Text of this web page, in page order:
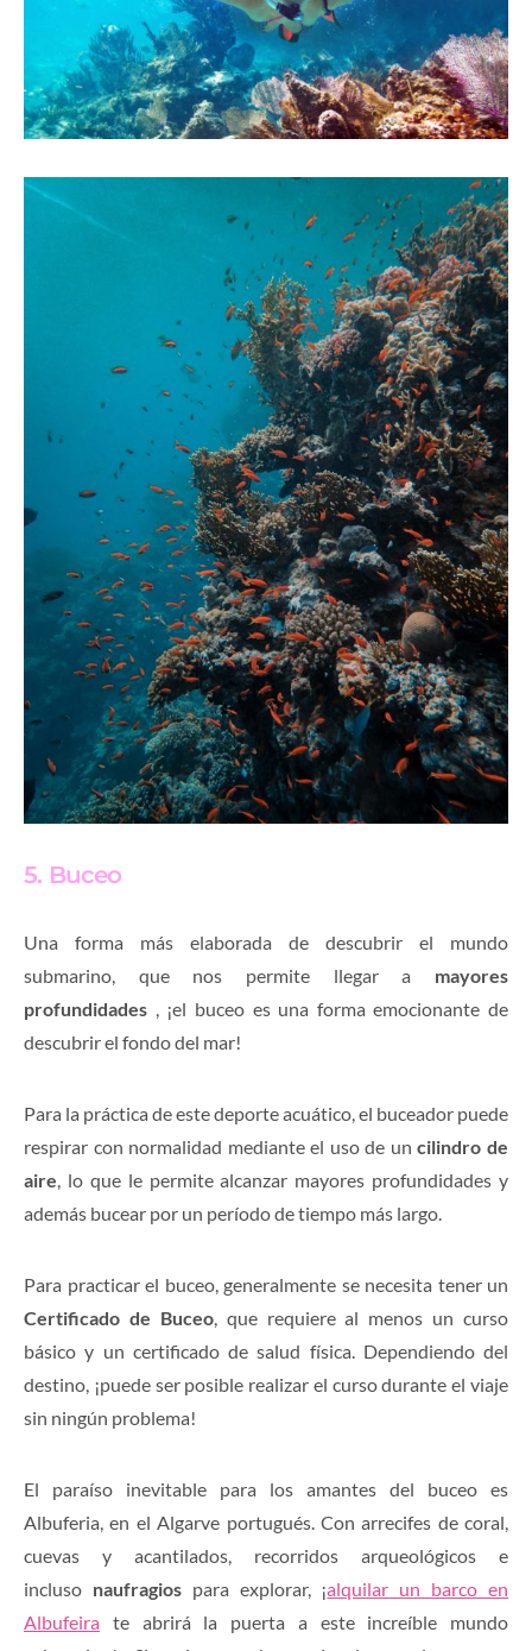
5. Buceo
Una forma más elaborada de descubrir el mundo
submarino, que nos permite llegar a mayores
profundidades , ¡el buceo es una forma emocionante de
descubrir el fondo del mar!
Para la práctica de este deporte acuático, el buceador puede
respirar con normalidad mediante el uso de uncilindro de
aire , lo que le permite alcanzar mayores profundidades y
además bucear por un período de tiempo más largo.
Para practicar el buceo, generalmente se necesita tener un
Certificado de Buceo, que requiere al menos un curso
básico y un certificado de salud física. Dependiendo del
destino, ¡puede ser posible realizar el curso durante el viaje
sin ningún problema!
El paraíso inevitable para los amantes del buceo es
Albuferia, en el Algarve portugués. Con arrecifes de coral,
cuevas y acantilados, recorridos arqueológicos e
incluso naufragiospara explorar, ¡alquilar un barco en
Albufeira te abrirá la puerta a este increíble mundo